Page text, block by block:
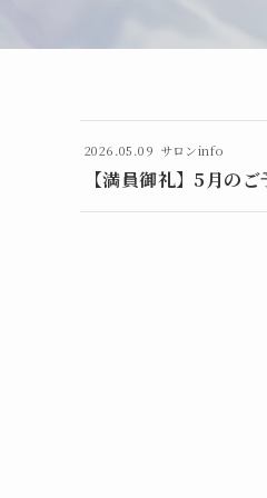
2026.05.09 サロンinfo
【満員御礼】5月の